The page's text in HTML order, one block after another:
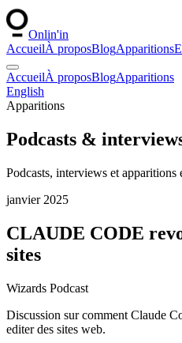
Onlin'in
AccueilÀ proposBlogApparitions
AccueilÀ proposBlogApparitions
English
Apparitions
Podcasts &
Podcasts, interviews et apparitions
janvier 2025
CLAUDE CODE
sites
Wizards Podcast
Discussion sur comment Claude
editer des sites web.